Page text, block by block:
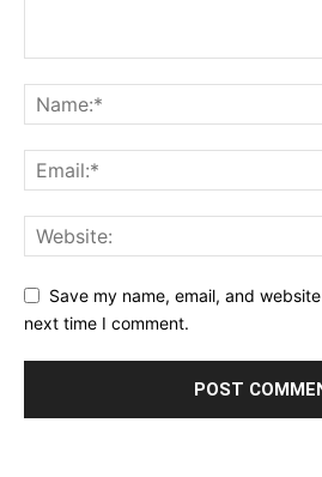
Save my name, email, and
next time I comment.